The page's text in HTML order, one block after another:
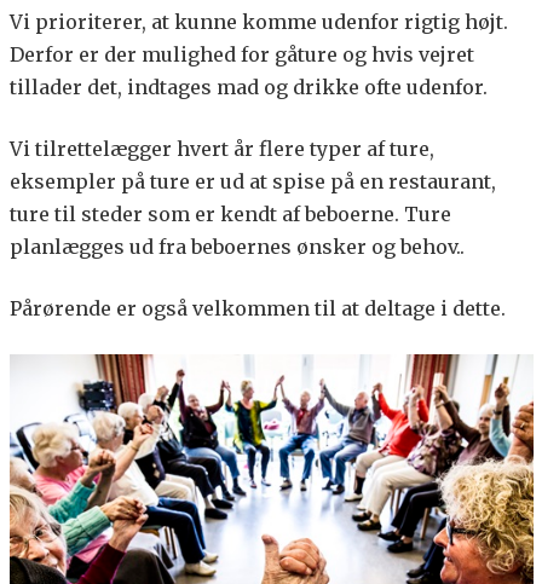
Vi prioriterer, at kunne komme udenfor rigtig højt.
Derfor er der mulighed for gåture og hvis vejret
tillader det, indtages mad og drikke ofte udenfor.
Vi tilrettelægger hvert år flere typer af ture,
eksempler på ture er ud at spise på en restaurant,
ture til steder som er kendt af beboerne. Ture
planlægges ud fra beboernes ønsker og behov..
Pårørende er også velkommen til at deltage i dette.